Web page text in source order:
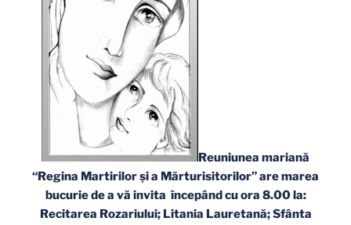
Reuniunea mariană
“Regina Martirilor şi a Mărturisitorilor” are marea
bucurie de a vă invita începând cu ora 8.00 la:
Recitarea Rozariului; Litania Lauretană; Sfânta